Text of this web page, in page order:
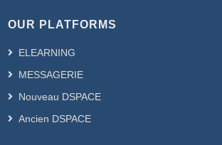
OUR PLATFORMS
ELEARNING
MESSAGERIE
Nouveau DSPACE
Ancien DSPACE